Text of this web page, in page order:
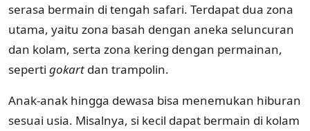
serasa bermain di tengah safari. Terdapat dua zona
utama, yaitu zona basah dengan aneka seluncuran
dan kolam, serta zona kering dengan permainan,
seperti gokart dan trampolin.
Anak-anak hingga dewasa bisa menemukan hiburan
sesuai usia. Misalnya, si kecil dapat bermain di kolam